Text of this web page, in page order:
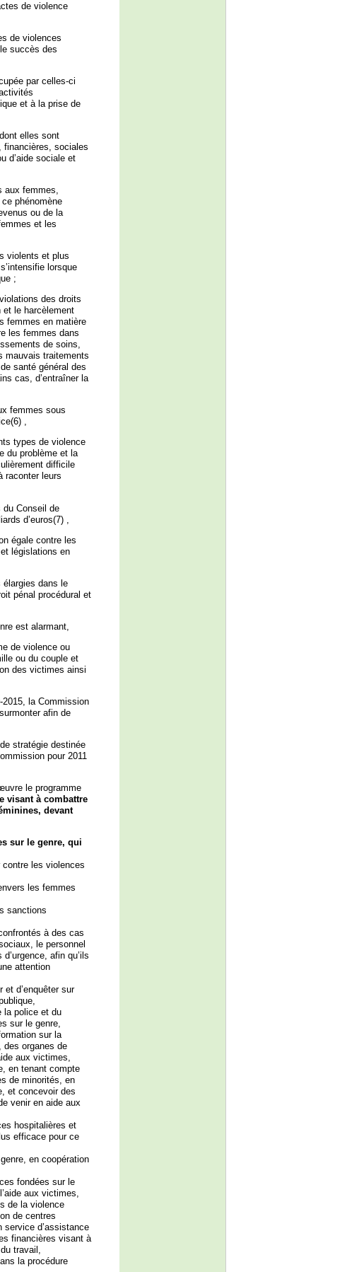
de violence
de violences
succès des
par celles-ci
et à la prise de
elles sont
financières, sociales
d’aide sociale et
aux femmes,
phénomène
ou de la
et les
violents et plus
lorsque
;
des droits
et le harcèlement
femmes en matière
les femmes dans
de soins,
mauvais traitements
santé général des
cas, d’entraîner la
femmes sous
,
types de violence
du problème et la
difficile
raconter leurs
du Conseil de
d’euros(7) ,
égale contre les
législations en
élargies dans le
pénal procédural et
est alarmant,
de violence ou
ou du couple et
des victimes ainsi
la Commission
afin de
stratégie destinée
pour 2011
le programme
visant à combattre
devant
sur le genre, qui
les violences
les femmes
sanctions
à des cas
le personnel
afin qu’ils
attention
et d’enquêter sur
la police et du
sur le genre,
sur la
des organes de
aux victimes,
en tenant compte
de minorités, en
et concevoir des
venir en aide aux
hospitalières et
efficace pour ce
en coopération
fondées sur le
aux victimes,
de la violence
de centres
service d’assistance
financières visant à
travail,
la procédure